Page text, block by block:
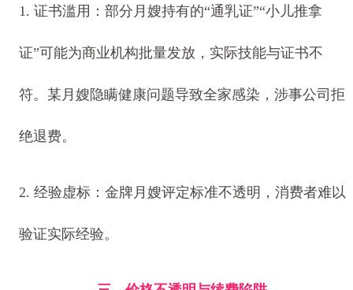
1. 证书滥用：部分月嫂持有的“通乳证”“小儿推拿
证”可能为商业机构批量发放，实际技能与证书不
符。某月嫂隐瞒健康问题导致全家感染，涉事公司拒
绝退费。
2. 经验虚标：金牌月嫂评定标准不透明，消费者难以
验证实际经验。